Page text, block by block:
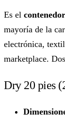
Es el
mayoría de la
electrónica,
marketplace.
Dry 20 pies